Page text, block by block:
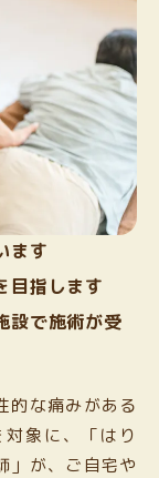
ます
目指します
設で施術が受
的な痛みがある
象に、「はり
」が、ご自宅や